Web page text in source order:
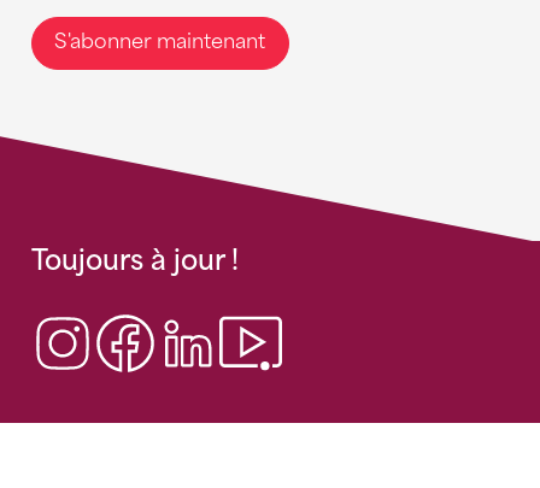
S'abonner maintenant
Toujours à jour !